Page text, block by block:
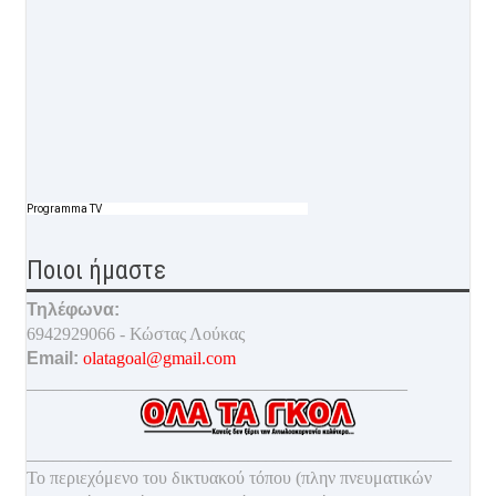
Programma TV
Ποιοι ήμαστε
Τηλέφωνα:
6942929066 - Κώστας Λούκας
Email: olatagoal@gmail.com
Το περιεχόμενο του δικτυακού τόπου (πλην πνευματικών